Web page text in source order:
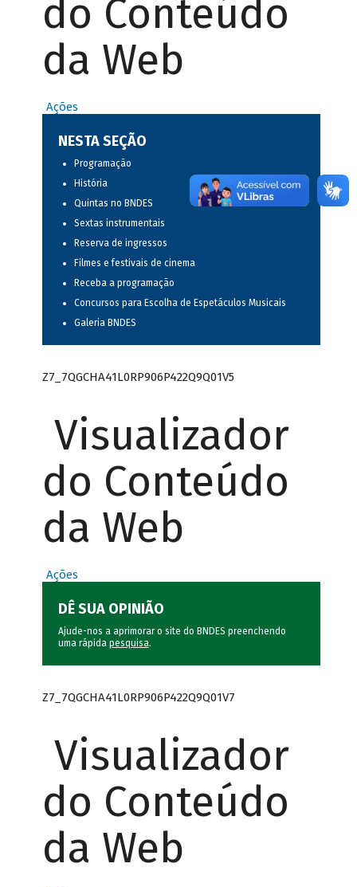
do Conteúdo
da Web
Ações
NESTA SEÇÃO
Programação
História
Quintas no BNDES
Sextas instrumentais
Reserva de ingressos
Filmes e festivais de cinema
Receba a programação
Concursos para Escolha de Espetáculos Musicais
Galeria BNDES
Z7_7QGCHA41L0RP906P422Q9Q01V5
Visualizador
do Conteúdo
da Web
Ações
DÊ SUA OPINIÃO
Ajude-nos a aprimorar o site do BNDES preenchendo
uma rápida pesquisa.
Z7_7QGCHA41L0RP906P422Q9Q01V7
Visualizador
do Conteúdo
da Web